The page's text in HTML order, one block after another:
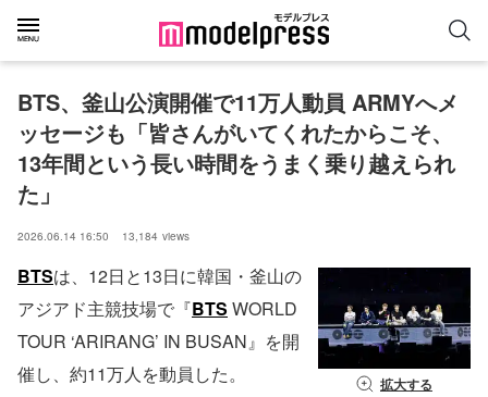
BTS、釜山公演開催で11万人動員 ARMYへメ
ッセージも「皆さんがいてくれたからこそ、
13年間という長い時間をうまく乗り越えられ
た」
2026.06.14 16:50 13,184 views
拡大する
BTSは、12日と13日に韓国・釜山の
アジアド主競技場で『BTS WORLD
TOUR ‘ARIRANG’ IN BUSAN』を開
催し、約11万人を動員した。